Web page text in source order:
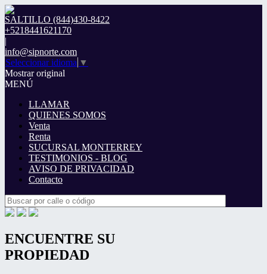
SALTILLO (844)430-8422
+5218441621170
|
info@sipnorte.com
Seleccionar idioma ▼
Mostrar original
MENÚ
LLAMAR
QUIENES SOMOS
Venta
Renta
SUCURSAL MONTERREY
TESTIMONIOS - BLOG
AVISO DE PRIVACIDAD
Contacto
ENCUENTRE SU
PROPIEDAD